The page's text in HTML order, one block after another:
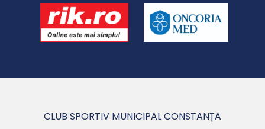
CLUB SPORTIV MUNICIPAL CONSTANȚA